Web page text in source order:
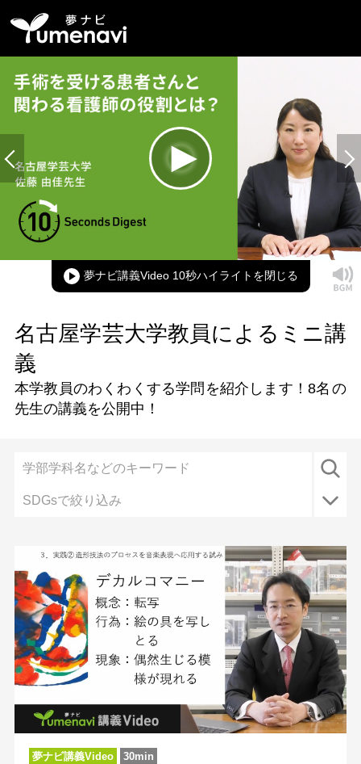
Time
Picture-
in-
Picture
夢ナビ講義Video 10秒ハイライト
名古屋学芸大学教員によるミニ講
義
本学教員のわくわくする学問を紹介します！8名 の
先生の講義を公開中！
SDGsで絞り込み
夢ナビ講義Video 30min